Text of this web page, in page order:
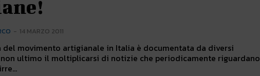
- 14 MARZO 2011
del movimento artigianale in Italia è documentata da diversi
ultimo il moltiplicarsi di notizie che periodicamente riguardano